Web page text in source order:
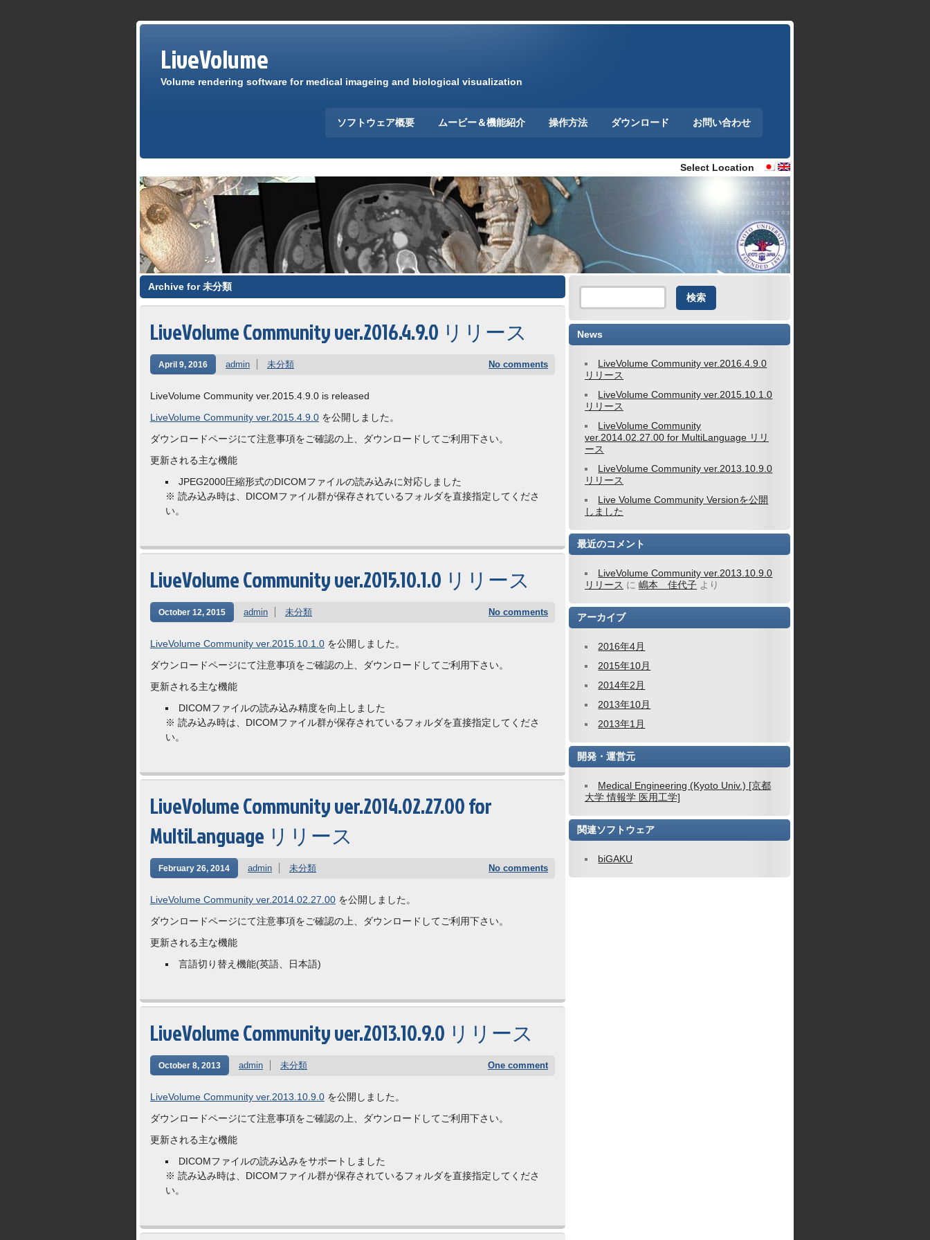
LiveVolume
Volume rendering software for medical imageing and biological visualization
ソフトウェア概要 ムービー＆機能紹介 操作方法 ダウンロード お問い合わせ
Select Location
Archive for 未分類
LiveVolume Community ver.2016.4.9.0 リリース
April 9, 2016 admin 未分類 No comments
LiveVolume Community ver.2015.4.9.0 is released
LiveVolume Community ver.2015.4.9.0 を公開しました。
ダウンロードページにて注意事項をご確認の上、ダウンロードしてご利用下さい。
更新される主な機能
JPEG2000圧縮形式のDICOMファイルの読み込みに対応しました
※ 読み込み時は、DICOMファイル群が保存されているフォルダを直接指定してくださ
い。
LiveVolume Community ver.2015.10.1.0 リリース
October 12, 2015 admin 未分類 No comments
LiveVolume Community ver.2015.10.1.0 を公開しました。
ダウンロードページにて注意事項をご確認の上、ダウンロードしてご利用下さい。
更新される主な機能
DICOMファイルの読み込み精度を向上しました
※ 読み込み時は、DICOMファイル群が保存されているフォルダを直接指定してくださ
い。
LiveVolume Community ver.2014.02.27.00 for
MultiLanguage リリース
February 26, 2014 admin 未分類 No comments
LiveVolume Community ver.2014.02.27.00 を公開しました。
ダウンロードページにて注意事項をご確認の上、ダウンロードしてご利用下さい。
更新される主な機能
言語切り替え機能(英語、日本語)
LiveVolume Community ver.2013.10.9.0 リリース
October 8, 2013 admin 未分類 One comment
LiveVolume Community ver.2013.10.9.0 を公開しました。
ダウンロードページにて注意事項をご確認の上、ダウンロードしてご利用下さい。
更新される主な機能
DICOMファイルの読み込みをサポートしました
※ 読み込み時は、DICOMファイル群が保存されているフォルダを直接指定してくださ
い。
News
LiveVolume Community ver.2016.4.9.0
リリース
LiveVolume Community ver.2015.10.1.0
リリース
LiveVolume Community
ver.2014.02.27.00 for MultiLanguage リリ
ース
LiveVolume Community ver.2013.10.9.0
リリース
Live Volume Community Versionを公開
しました
最近のコメント
LiveVolume Community ver.2013.10.9.0
リリース に 嶋本 佳代子 より
アーカイブ
2016年4月
2015年10月
2014年2月
2013年10月
2013年1月
開発・運営元
Medical Engineering (Kyoto Univ.) [京都
大学 情報学 医用工学]
関連ソフトウェア
biGAKU